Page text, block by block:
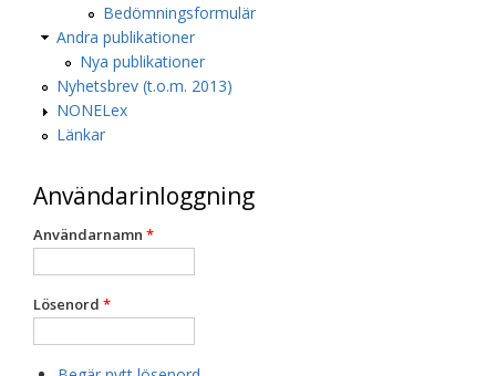
Bedömningsformulär
Andra publikationer
Nya publikationer
Nyhetsbrev (t.o.m. 2013)
NONELex
Länkar
Användarinloggning
Användarnamn *
Lösenord *